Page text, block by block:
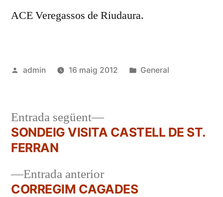
ACE Veregassos de Riudaura.
Publicat
admin 16 maig 2012
Publicat
General
Navegació
d'entrades
Entrada anteriorEntrada
anterior:
CORREGIM CAGADES
Entrada següent
Entrada
següent:
SONDEIG VISITA CASTELL DE ST.
FERRAN